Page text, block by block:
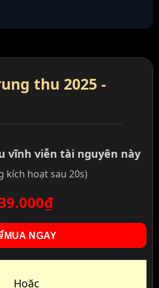
thu 2025 -
vĩnh viễn tài nguyên này
kích hoạt sau 20s)
MUA NGAY
Hoặc